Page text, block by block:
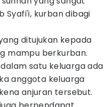
Syafi'i, kurban dibagi
ditujukan kepada
mampu berkurban.
satu keluarga ada
anggota keluarga
anjuran tersebut.